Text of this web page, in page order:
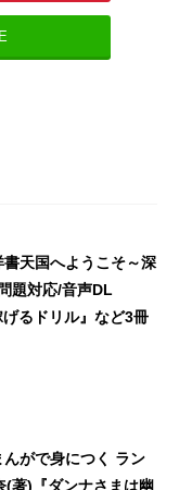
天国へようこそ～深
題対応/音声DL
るドリル』など3冊
がで身につく ラン
)『ダンナさまは幽